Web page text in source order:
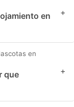
en
+
en
que
+